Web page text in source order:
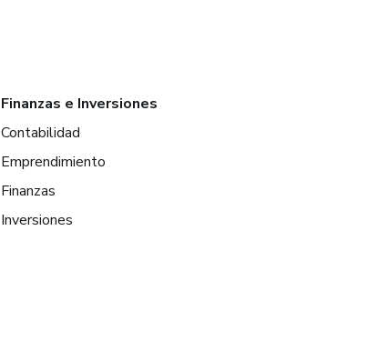
Finanzas e Inversiones
Contabilidad
Emprendimiento
Finanzas
Inversiones